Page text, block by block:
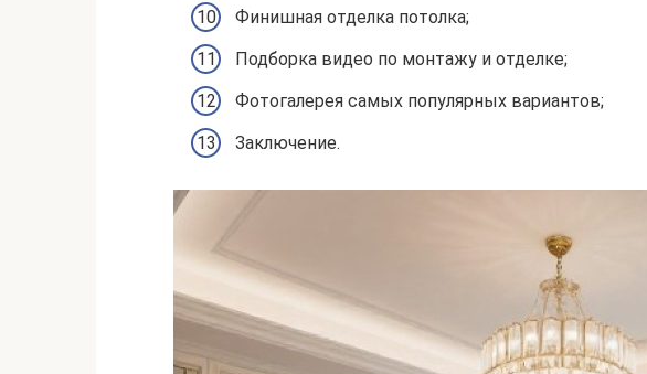
Финишная отделка потолка;
Подборка видео по монтажу и отделке;
Фотогалерея самых популярных вариантов;
Заключение.